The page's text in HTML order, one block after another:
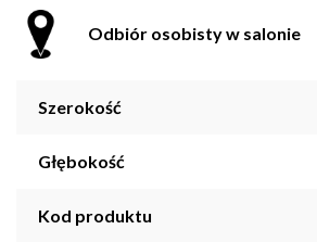
Odbiór osobisty w salonie
Szerokość
Głębokość
Kod produktu